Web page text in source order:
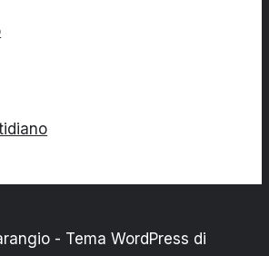
- Tema WordPress di